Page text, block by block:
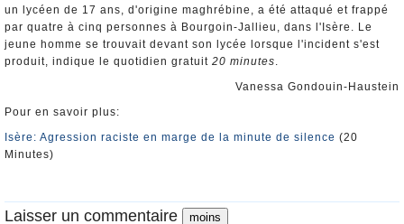
un lycéen de 17 ans, d'origine maghrébine, a été attaqué et frappé
par quatre à cinq personnes à Bourgoin-Jallieu, dans l'Isère. Le
jeune homme se trouvait devant son lycée lorsque l'incident s'est
produit, indique le quotidien gratuit 20 minutes.
Vanessa Gondouin-Haustein
Pour en savoir plus:
Isère: Agression raciste en marge de la minute de silence (20
Minutes)
Laisser un commentaire